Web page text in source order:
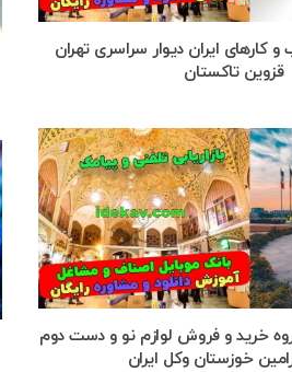
کارهای ایران دیوار سراسری تهران
قزوین تاکستان
خرید و فروش لوازم نو و دست دوم
خوزستان وکل ایران